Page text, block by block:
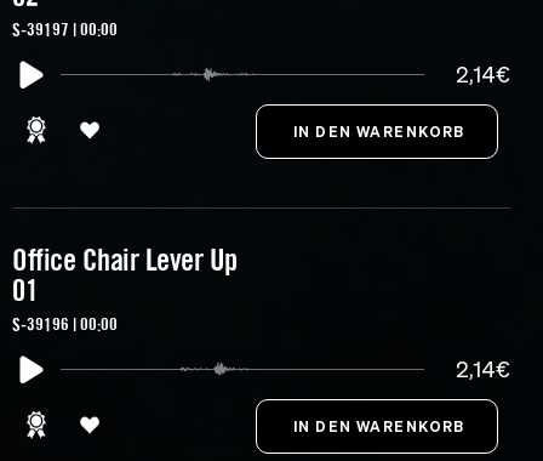
S-39197 | 00:00
2,14€
Office Chair Lever Up
01
S-39196 | 00:00
2,14€